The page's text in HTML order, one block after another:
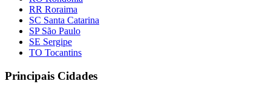
RR Roraima
SC Santa Catarina
SP São Paulo
SE Sergipe
TO Tocantins
Principais Cidades